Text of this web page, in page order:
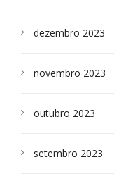
dezembro 2023
novembro 2023
outubro 2023
setembro 2023